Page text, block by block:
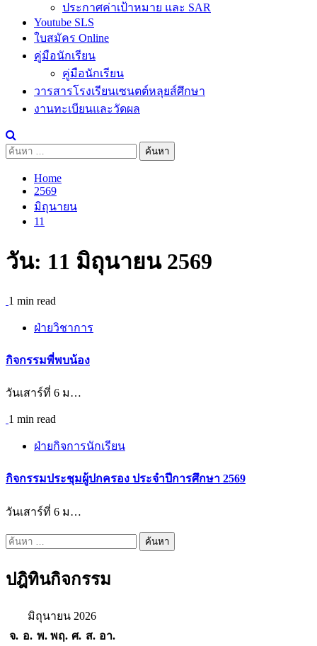
ประกาศค่าเป้าหมาย และ SAR
Youtube SLS
ใบสมัคร Online
คู่มือนักเรียน
คู่มือนักเรียน
วารสารโรงเรียนเซนตต์หลุยส์ศึกษา
งานทะเบียนและวัดผล
ค้นหา
Home
2569
มิถุนายน
11
วัน: 11 มิถุนายน 2569
1 min read
ฝ่ายวิชาการ
กิจกรรมพี่พบน้อง
วันเสาร์ที่ 6 ม…
1 min read
ฝ่ายกิจการนักเรียน
กิจกรรมประชุมผู้ปกครอง ประจำปีการศึกษา 2569
วันเสาร์ที่ 6 ม…
ค้นหา
ปฎิทินกิจกรรม
มิถุนายน 2026
จ. อ. พ. พฤ. ศ. ส. อา.